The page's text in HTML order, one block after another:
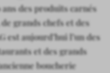
des produits carnés
grands chefs et des
est aujourd’hui l’un des
et des grands
boucherie